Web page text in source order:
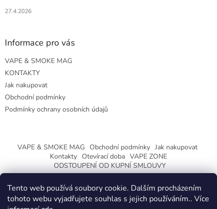
Tento web používá soubory cookie. Dalším procházením
tohoto webu vyjadřujete souhlas s jejich používáním.. Více
27.4.2026
Informace pro vás
VAPE & SMOKE MAG
KONTAKTY
Jak nakupovat
Obchodní podmínky
Podmínky ochrany osobních údajů
VAPE & SMOKE MAG Obchodní podmínky Jak nakupovat
Kontakty Otevírací doba VAPE ZONE
ODSTOUPENÍ OD KUPNÍ SMLOUVY